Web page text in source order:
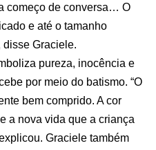
começo de conversa… O
e até o tamanho
disse Graciele.
pureza, inocência e
por meio do batismo. “O
bem comprido. A cor
a nova vida que a criança
Graciele também